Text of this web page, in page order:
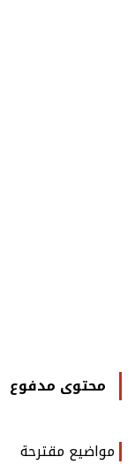
محتوى مدفوع
مواضيع مقترحة